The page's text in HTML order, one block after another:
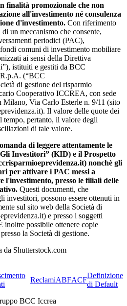
finalità promozionale che non
all'investimento né consulenza
d'investimento. Con riferimento
un meccanismo che consente,
periodici (PAC),
comuni di investimento mobiliare
ai sensi della Direttiva
istituiti e gestiti da BCC
(“BCC
di gestione del risparmio
Cooperativo ICCREA, con sede
Milano, Via Carlo Esterle n. 9/11 (sito
Il valore delle quote dei
pertanto, il valore degli
di tale valore.
di leggere attentamente le
Investitori” (KID) e il Prospetto
nonchè gli
per attivare i PAC messi a
l'investimento, presso le filiali delle
Questi documenti, che
investitori, possono essere ottenuti in
sul sito web della Società di
e presso i soggetti
inoltre possibile ottenere copie
la Società di gestione.
da Shutterstock.com
ReclamiABFACF
Definizione
di Default